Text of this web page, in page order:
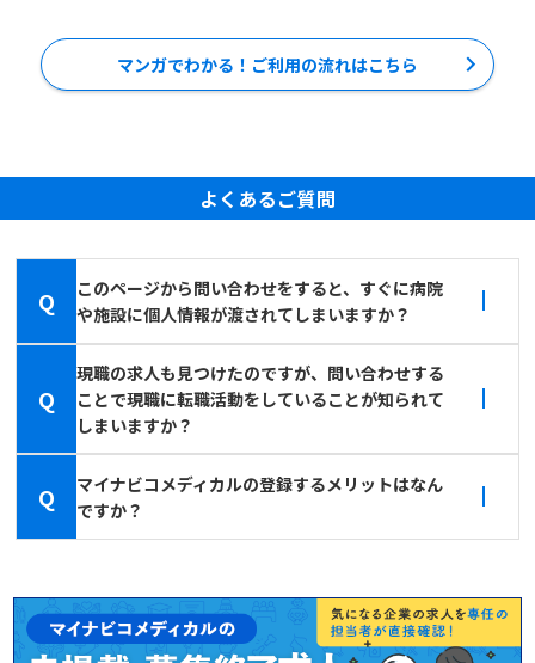
マンガでわかる！ご利用の流れはこちら
よくあるご質問
Q
このページから問い合わせをすると、すぐに病院
や施設に個人情報が渡されてしまいますか？
Q
現職の求人も見つけたのですが、問い合わせする
ことで現職に転職活動をしていることが知られて
しまいますか？
Q
マイナビコメディカルの登録するメリットはなん
ですか？